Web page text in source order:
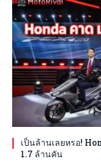
เป็นล้านเลยหรอ!
1.7 ล้านคัน